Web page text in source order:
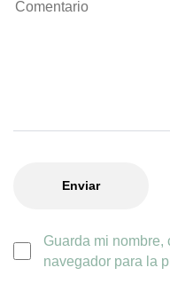
Guarda mi nombre,
navegador para la